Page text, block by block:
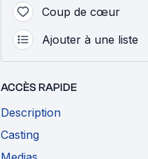
Coup de cœur
Ajouter à une liste
ACCÈS RAPIDE
Description
Casting